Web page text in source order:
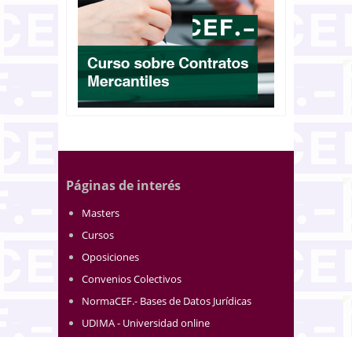
Páginas de interés
Masters
Cursos
Oposiciones
Convenios Colectivos
NormaCEF.- Bases de Datos Jurídicas
UDIMA - Universidad online